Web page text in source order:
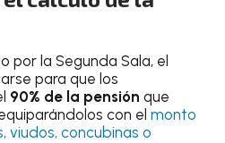
por la Segunda Sala, el
para que los
90% de la pensión que
con elmonto
viudos, concubinas o